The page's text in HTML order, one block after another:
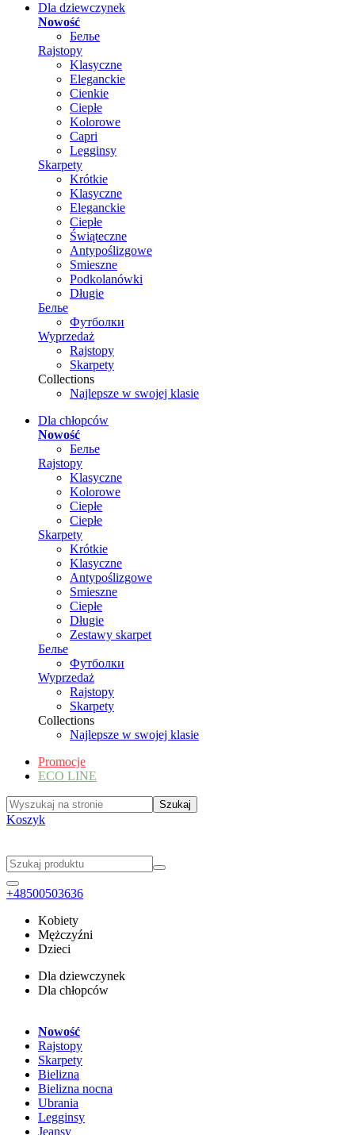
Dla dziewczynek
Nowość
Белье
Rajstopy
Klasyczne
Eleganckie
Cienkie
Ciepłe
Kolorowe
Capri
Legginsy
Skarpety
Krótkie
Klasyczne
Eleganckie
Ciepłe
Świąteczne
Antypoślizgowe
Smieszne
Podkolanówki
Długie
Белье
Футболки
Wyprzedaż
Rajstopy
Skarpety
Collections
Najlepsze w swojej klasie
Dla chłopców
Nowość
Белье
Rajstopy
Klasyczne
Kolorowe
Ciepłe
Ciepłe
Skarpety
Krótkie
Klasyczne
Antypoślizgowe
Smieszne
Ciepłe
Długie
Zestawy skarpet
Белье
Футболки
Wyprzedaż
Rajstopy
Skarpety
Collections
Najlepsze w swojej klasie
Promocje
ECO LINE
Koszyk
+48500503636
Kobiety
Mężczyźni
Dzieci
Dla dziewczynek
Dla chłopców
Nowość
Rajstopy
Skarpety
Bielizna
Bielizna nocna
Ubrania
Legginsy
Jeansy